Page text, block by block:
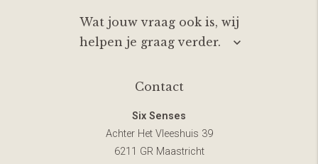
Wat jouw vraag ook is, wij
helpen je graag verder.
Contact
Six Senses
Achter Het Vleeshuis 39
6211 GR Maastricht